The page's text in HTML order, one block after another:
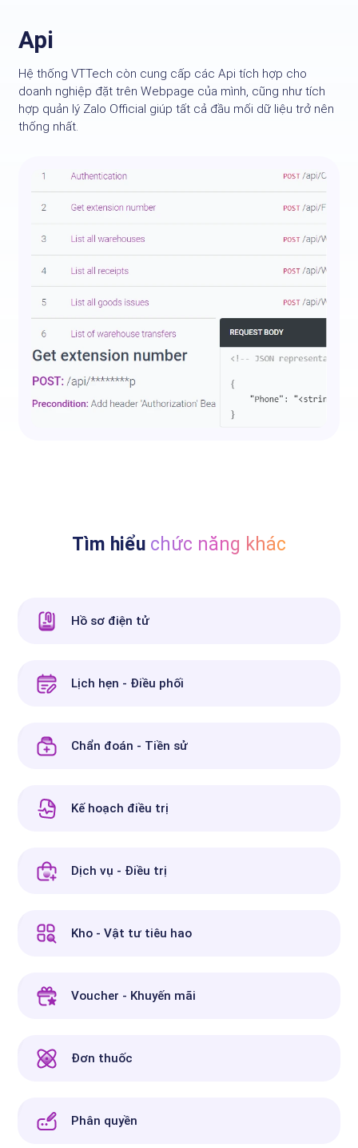
Api
Hệ thống VTTech còn cung cấp các Api tích hợp cho
doanh nghiệp đặt trên Webpage của mình, cũng như tích
hợp quản lý Zalo Official giúp tất cả đầu mối dữ liệu trở nên
thống nhất.
Tìm hiểu chức năng khác
Hồ sơ điện tử
Lịch hẹn - Điều phối
Chẩn đoán - Tiền sử
Kế hoạch điều trị
Dịch vụ - Điều trị
Kho - Vật tư tiêu hao
Voucher - Khuyến mãi
Đơn thuốc
Phân quyền